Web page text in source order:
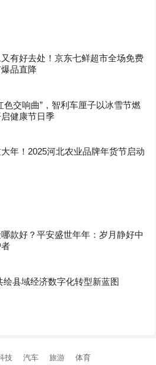
有好去处！京东七鲜超市全场免费
品直降
色交响曲”，智利车厘子以冰雪节燃
健康节日季
年！2025河北农业品牌年货节启动
款好？平安盛世年年：岁月静好中
绘县域经济数字化转型新蓝图
技 汽车 旅游 体育